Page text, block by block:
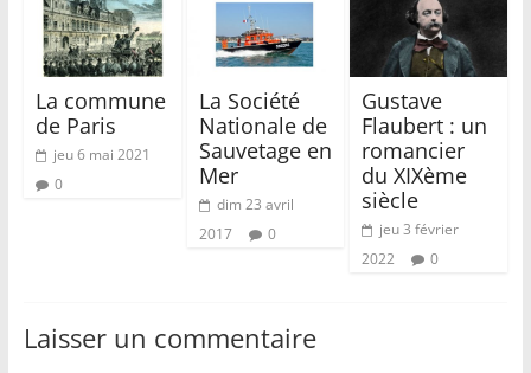
La commune
de Paris
jeu 6 mai 2021
0
La Société
Nationale de
Sauvetage en
Mer
dim 23 avril
2017
0
Gustave
Flaubert : un
romancier
du XIXème
siècle
jeu 3 février
2022
0
Laisser un commentaire